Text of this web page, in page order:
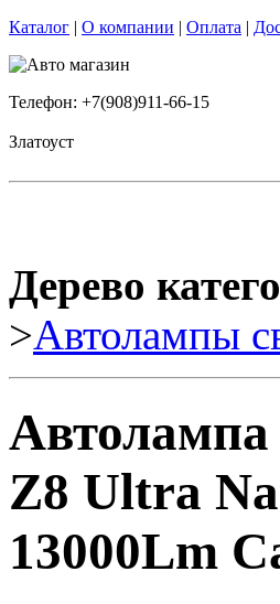
Каталог | О компании | Оплата |
Телефон: +7(908)911-66-15
Златоуст
Дерево
>Автолампы
Автолампа
Z8 Ultra
13000Lm